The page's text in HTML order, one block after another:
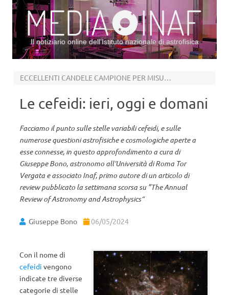
Il notiziario online dell’Istituto nazionale di astrofisica
ECCELLENTI CANDELE CAMPIONE PER MISURARE LE DISTANZE NEL COSMO
Le cefeidi: ieri, oggi e domani
Facciamo il punto sulle stelle variabili cefeidi, e sulle
numerose questioni astrofisiche e cosmologiche aperte a
esse connesse, in questo approfondimento a cura di
Giuseppe Bono, astronomo all’Università di Roma Tor
Vergata e associato Inaf, primo autore di un articolo di
review pubblicato la settimana scorsa su ”The Annual
Review of Astronomy and Astrophysics“
Giuseppe Bono 06/05/2024
Con il nome di
cefeidi vengono
indicate tre diverse
categorie di stelle